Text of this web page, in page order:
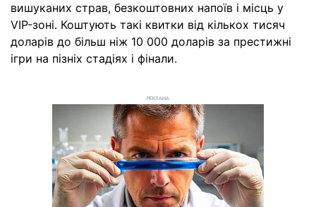
вишуканих страв, безкоштовних напоїв і місць у
VIP-зоні. Коштують такі квитки від кількох тисяч
доларів до більш ніж 10 000 доларів за престижні
ігри на пізніх стадіях і фінали.
РЕКЛАМА